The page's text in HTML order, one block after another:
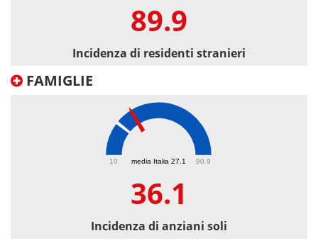
89.9
Incidenza di residenti stranieri
FAMIGLIE
media Italia 27.1
10 90.9
36.1
Incidenza di anziani soli